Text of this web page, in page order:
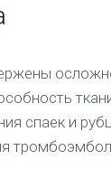
спаек и